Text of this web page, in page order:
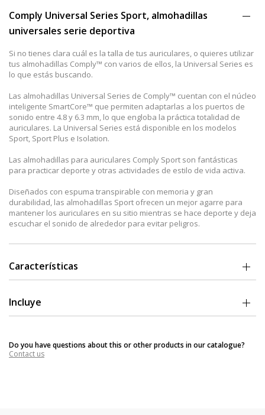
Comply Universal Series Sport, almohadillas
universales serie deportiva
Si no tienes clara cuál es la talla de tus auriculares, o quieres utilizar
tus almohadillas Comply™ con varios de ellos, la Universal Series es
lo que estás buscando.
Las almohadillas Universal Series de Comply™ cuentan con el núcleo
inteligente SmartCore™ que permiten adaptarlas a los puertos de
sonido entre 4.8 y 6.3 mm, lo que engloba la práctica totalidad de
auriculares. La Universal Series está disponible en los modelos
Sport, Sport Plus e Isolation.
Las almohadillas para auriculares Comply Sport son fantásticas
para practicar deporte y otras actividades de estilo de vida activa.
Diseñados con espuma transpirable con memoria y gran
durabilidad, las almohadillas Sport ofrecen un mejor agarre para
mantener los auriculares en su sitio mientras se hace deporte y deja
escuchar el sonido de alrededor para evitar peligros.
Características
optimización de auriculares in-ear.
personalizada que también permite un agarre mucho mejor. La
textura de la espuma, aunque agradable al tacto, permite que los
Incluye
bajo las patentes de EEUU 7,236,605 y 7,864,973. Otras patentes
pendientes.
Do you have questions about this or other products in our catalogue?
Contact us